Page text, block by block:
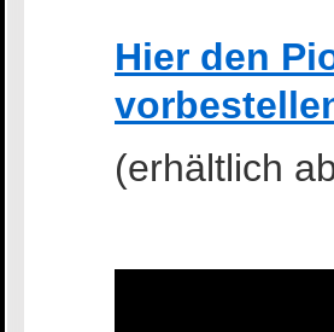
Hier den
(erhältlich